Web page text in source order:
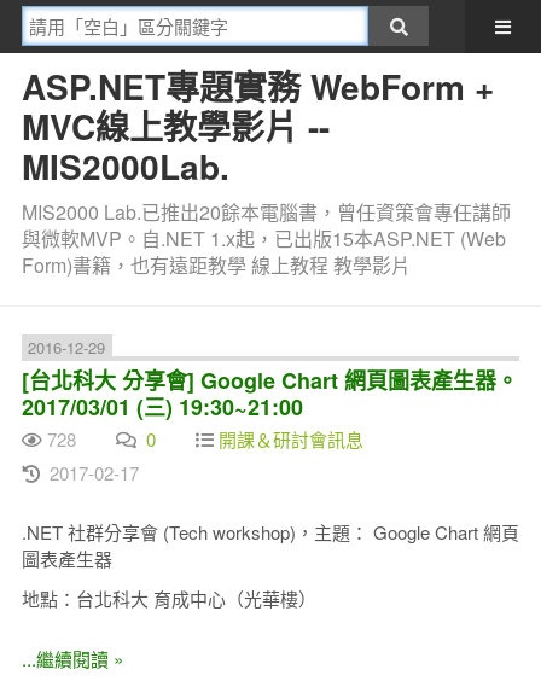
ASP.NET專題實務 WebForm +
MVC線上教學影片 --
MIS2000Lab.
MIS2000 Lab.已推出20餘本電腦書，曾任資策會專任講師
與微軟MVP。自.NET 1.x起，已出版15本ASP.NET (Web
Form)書籍，也有遠距教學 線上教程 教學影片
2016-12-29
[台北科大 分享會] Google Chart 網頁圖表產生器。
2017/03/01 (三) 19:30~21:00
728 0
開課＆研討會訊息
2017-02-17
.NET 社群分享會 (Tech workshop)，主題： Google Chart 網頁
圖表產生器
地點：台北科大 育成中心（光華樓）
...繼續閱讀 »